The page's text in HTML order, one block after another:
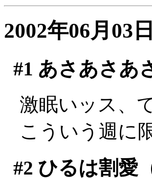
2002年06月03
#1 あさあさあ
激眠いッス、
こういう週に
#2 ひるは割愛